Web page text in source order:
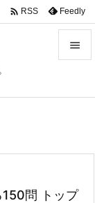

次へ
 RSS Feedly
問 トップ